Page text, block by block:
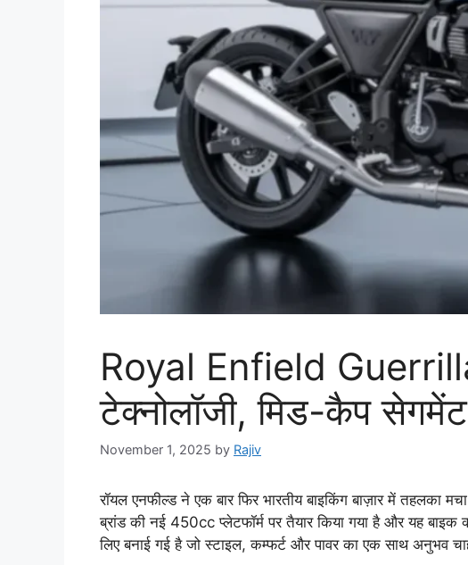
Royal Enfield
टेक्नोलॉजी, मिड-कैप
November 1, 2025 by Rajiv
रॉयल एनफील्ड ने एक बार फिर भारतीय बाइकिंग बाज़ार में तहलका
ब्रांड की नई 450cc प्लेटफॉर्म पर तैयार किया गया है और यह
लिए बनाई गई है जो स्टाइल, कम्फर्ट और पावर का एक साथ अनुभव